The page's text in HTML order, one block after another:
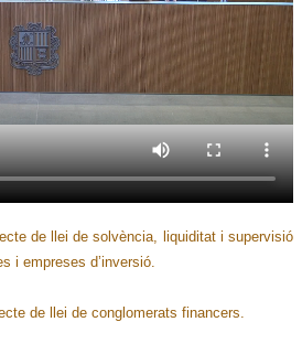
de llei de solvència, liquiditat i supervisió
i empreses d’inversió.
de llei de conglomerats financers.